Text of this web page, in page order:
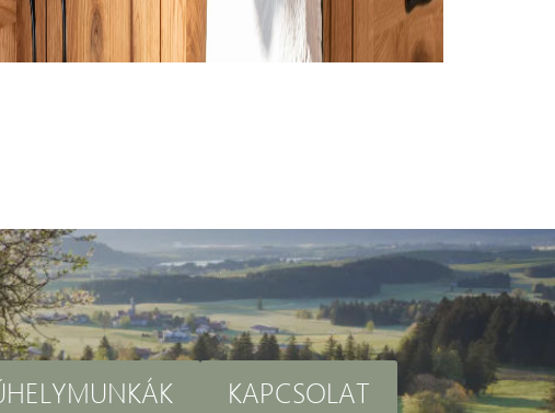
KAPCSOLAT